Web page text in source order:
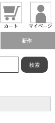
新作
検索